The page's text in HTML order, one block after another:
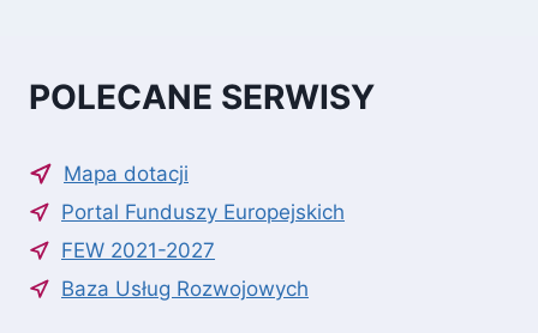
POLECANE SERWISY
Mapa dotacji
Portal Funduszy Europejskich
FEW 2021-2027
Baza Usług Rozwojowych